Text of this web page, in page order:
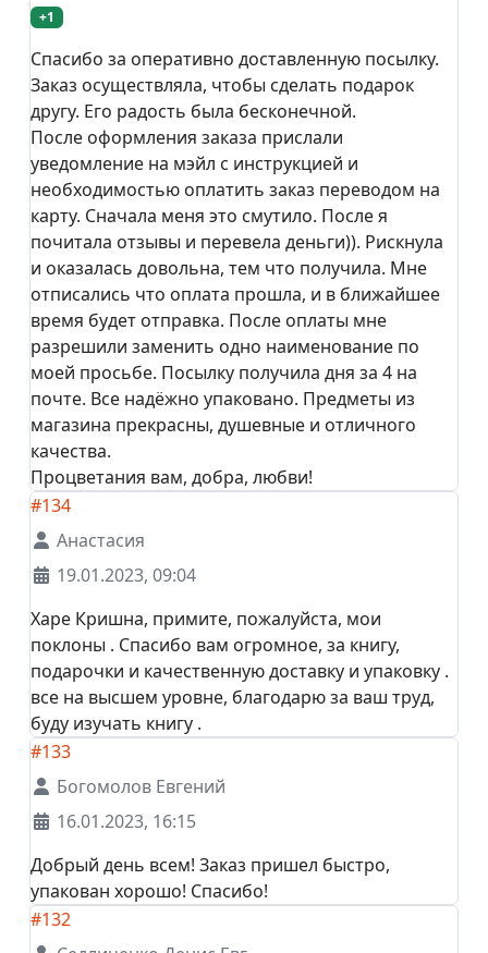
+1
Спасибо за оперативно доставленную посылку.
Заказ осуществляла, чтобы сделать подарок
другу. Его радость была бесконечной.
После оформления заказа прислали
уведомление на мэйл с инструкцией и
необходимостью оплатить заказ переводом на
карту. Сначала меня это смутило. После я
почитала отзывы и перевела деньги)). Рискнула
и оказалась довольна, тем что получила. Мне
отписались что оплата прошла, и в ближайшее
время будет отправка. После оплаты мне
разрешили заменить одно наименование по
моей просьбе. Посылку получила дня за 4 на
почте. Все надёжно упаковано. Предметы из
магазина прекрасны, душевные и отличного
качества.
Процветания вам, добра, любви!
#134
Анастасия
19.01.2023, 09:04
Харе Кришна, примите, пожалуйста, мои
поклоны . Спасибо вам огромное, за книгу,
подарочки и качественную доставку и упаковку .
все на высшем уровне, благодарю за ваш труд,
буду изучать книгу .
#133
Богомолов Евгений
16.01.2023, 16:15
Добрый день всем! Заказ пришел быстро,
упакован хорошо! Спасибо!
#132